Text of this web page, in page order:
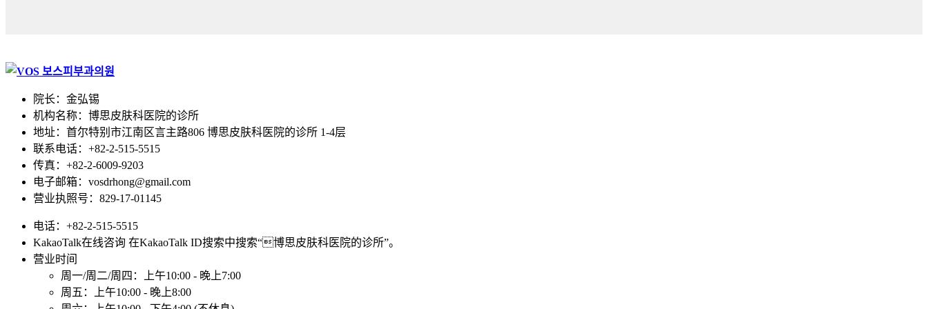
院长：金弘锡
机构名称：博思皮肤科医院的诊所
地址：首尔特别市江南区言主路806 博思皮肤科医院的诊所 1-4层
联系电话：+82-2-515-5515
传真：+82-2-6009-9203
电子邮箱：vosdrhong@gmail.com
营业执照号：829-17-01145
电话：+82-2-515-5515
KakaoTalk在线咨询 在KakaoTalk ID搜索中搜索“博思皮肤科医院的诊所”。
营业时间
周一/周二/周四：上午10:00 - 晚上7:00
周五：上午10:00 - 晚上8:00